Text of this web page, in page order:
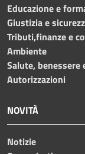
Educazione e
Giustizia e
Tributi,finanze e
Ambiente
Salute, benessere
Autorizzazioni
NOVITÀ
Notizie